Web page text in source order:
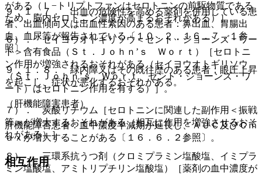
がある（Ｌ−トリプトファンはセロトニンの前駆物質である
ため、脳内セロトニン濃度が高まるおそれがある）］。
６）． セイヨウオトギリソウ＜セント・ジョーンズ・ワー
ト＞含有食品（Ｓｔ．Ｊｏｈｎ’ｓ Ｗｏｒｔ）［セロトニ
ン作用が増強されるおそれがある（セイヨウオトギリソウ
（Ｓｔ．Ｊｏｈｎ’ｓ Ｗｏｒｔ、セント・ジョーンズ・ワ
ート）はセロトニン作用を有する）］。
７）． 炭酸リチウム［セロトニンに関連した副作用＜振戦
等＞が増大するおそれがある（相互に作用を増強させるおそ
れがある）］。
８）． 三環系抗うつ剤（クロミプラミン塩酸塩、イミプラ
ミン塩酸塩、アミトリプチリン塩酸塩）［薬剤の血中濃度が
９．１．７． 出血の危険性を高める薬剤を併用している患
者、出血傾向又は出血性素因のある患者：鼻出血、胃腸出
血、血尿等が報告されている〔１０．２、１６．７．１参
照〕。
９．１．８． 緑内障又はその既往歴のある患者：眼圧上昇
を起こし、症状が悪化するおそれがある。
（肝機能障害患者）
肝機能障害患者：血中濃度半減期が延長し、ＡＵＣ及びＣｍ
ａｘが増大することがある〔１６．６．２参照〕。
相互作用